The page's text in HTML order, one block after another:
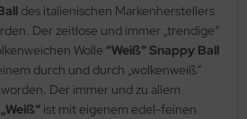
des italienischen Markenherstellers
Der zeitlose und immer „trendige“
Wolle “Weiß“ Snappy Ball
durch und durch „wolkenweiß“
Der immer und zu allem
ist mit eigenem edel-feinen